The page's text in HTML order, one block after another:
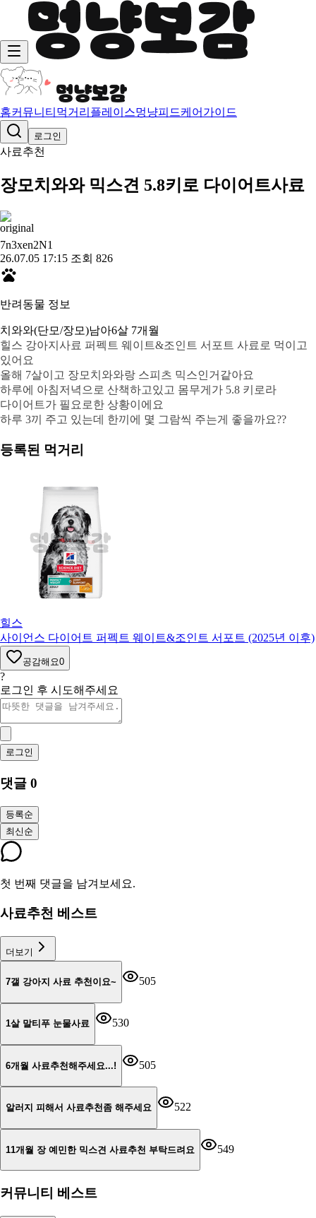
홈커뮤니티 먹거리 플레이스멍냥피드케어가이드
로그인
사료추천
장모치와와 믹스견 5.8키로 다이어트사료
7n3xen2N1
26.07.05 17:15 조회 826
반려동물 정보
치와와(단모/장모)남아6살 7개월
힐스 강아지사료 퍼펙트 웨이트&조인트 서포트 사료로 먹이고
있어요
올해 7살이고 장모치와와랑 스피츠 믹스인거같아요
하루에 아침저녁으로 산책하고있고 몸무게가 5.8 키로라
다이어트가 필요로한 상황이에요
하루 3끼 주고 있는데 한끼에 몇 그람씩 주는게 좋을까요??
등록된 먹거리
힐스
사이언스 다이어트 퍼펙트 웨이트&조인트 서포트 (2025년 이후)
공감해요0
?
로그인 후 시도해주세요
로그인
댓글 0
등록순
최신순
첫 번째 댓글을 남겨보세요.
사료추천 베스트
더보기
7갤 강아지 사료 추천이요~ 505
1살 말티푸 눈물사료 530
6개월 사료추천해주세요...! 505
알러지 피해서 사료추천좀 해주세요 522
11개월 장 예민한 믹스견 사료추천 부탁드려요 549
커뮤니티 베스트